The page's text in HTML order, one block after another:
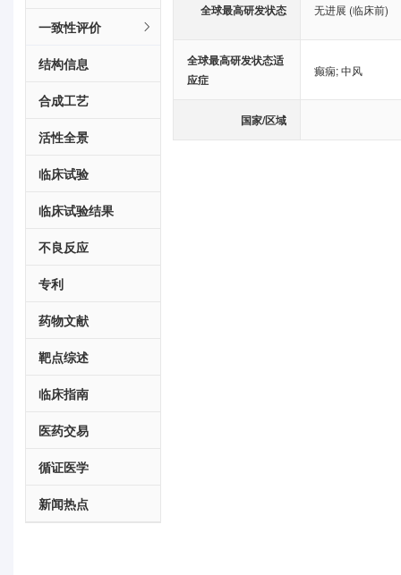
一致性评价
结构信息
合成工艺
活性全景
临床试验
临床试验结果
不良反应
专利
药物文献
靶点综述
临床指南
医药交易
循证医学
新闻热点
全球最高研发状态 无进展 (临床前)
全球最高研发状态适
应症
癫痫;中风
国家/区域